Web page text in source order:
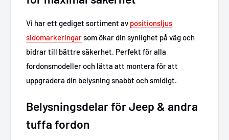
Vi har ett gediget sortiment av positionsljus
sidomarkeringarsom ökar din synlighet på väg och
bidrar till bättre säkerhet. Perfekt för alla
fordonsmodeller och lätta att montera för att
uppgradera din belysning snabbt och smidigt.
Belysningsdelar för Jeep & andra
tuffa fordon